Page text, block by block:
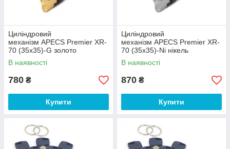
Циліндровий
механізм APECS Premier XR-
70 (35х35)-G золото
В наявності
780 ₴
Купити
Циліндровий
механізм APECS Premier XR-
70 (35х35)-Ni нікель
В наявності
870 ₴
Купити